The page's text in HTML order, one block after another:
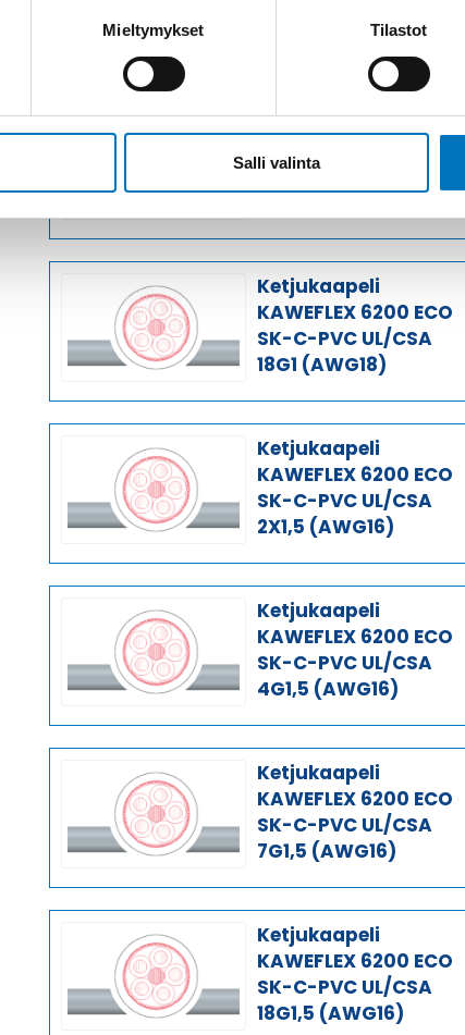
Mieltymykset Tilastot
Salli valinta
Saman kaapelin eri versiot
Ketjukaapeli
SK-C-PVC UL/CSA
Ketjukaapeli
KAWEFLEX 6200 ECO
SK-C-PVC UL/CSA
18G1 (AWG18)
Ketjukaapeli
KAWEFLEX 6200 ECO
SK-C-PVC UL/CSA
2X1,5 (AWG16)
Ketjukaapeli
KAWEFLEX 6200 ECO
SK-C-PVC UL/CSA
4G1,5 (AWG16)
Ketjukaapeli
KAWEFLEX 6200 ECO
SK-C-PVC UL/CSA
7G1,5 (AWG16)
Ketjukaapeli
KAWEFLEX 6200 ECO
SK-C-PVC UL/CSA
18G1,5 (AWG16)